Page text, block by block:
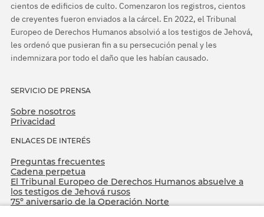
cientos de edificios de culto. Comenzaron los registros, cientos
de creyentes fueron enviados a la cárcel. En 2022, el Tribunal
Europeo de Derechos Humanos absolvió a los testigos de Jehová,
les ordenó que pusieran fin a su persecución penal y les
indemnizara por todo el daño que les habían causado.
SERVICIO DE PRENSA
Sobre nosotros
Privacidad
ENLACES DE INTERÉS
Preguntas frecuentes
Cadena perpetua
El Tribunal Europeo de Derechos Humanos absuelve a
los testigos de Jehová rusos
75º aniversario de la Operación Norte